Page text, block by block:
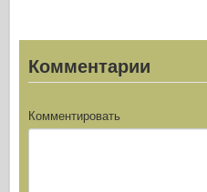
Комментарии
Комментировать